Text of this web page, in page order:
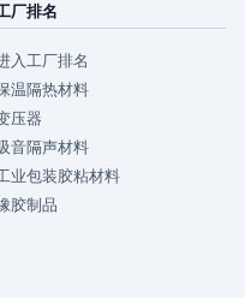
厂排名
入工厂排名
温隔热材料
压器
音隔声材料
业包装胶粘材料
胶制品